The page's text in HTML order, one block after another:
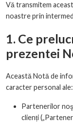
Vă transmitem
noastre prin
1. Ce
prezentei
Această Notă de
caracter personal ale:
Partenerilor
clienți